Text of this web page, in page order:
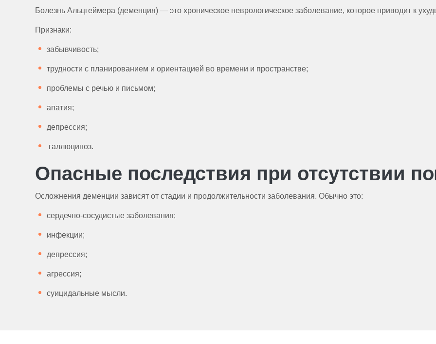
Болезнь Альцгеймера (деменция) — это хроническое неврологическое заболевание, которое приводит к
Признаки:
забывчивость;
трудности с планированием и ориентацией во времени и пространстве;
проблемы с речью и письмом;
апатия;
депрессия;
галлюциноз.
Опасные последствия при отсутствии
Осложнения деменции зависят от стадии и продолжительности заболевания. Обычно это:
сердечно-сосудистые заболевания;
инфекции;
депрессия;
агрессия;
суицидальные мысли.